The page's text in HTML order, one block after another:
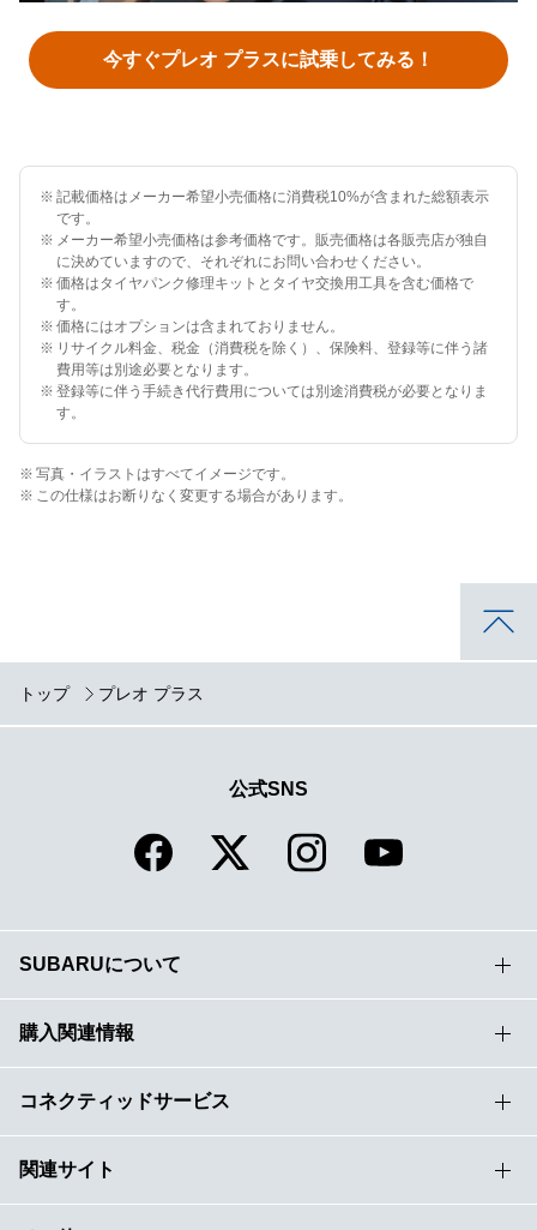
Video
今すぐプレオ プラスに試乗してみる！
※ 記載価格はメーカー希望小売価格に消費税10%が含まれた総額表示
です。
※ メーカー希望小売価格は参考価格です。販売価格は各販売店が独自
に決めていますので、それぞれにお問い合わせください。
※ 価格はタイヤパンク修理キットとタイヤ交換用工具を含む価格で
す。
※ 価格にはオプションは含まれておりません。
※ リサイクル料金、税金（消費税を除く）、保険料、登録等に伴う諸
費用等は別途必要となります。
※ 登録等に伴う手続き代行費用については別途消費税が必要となりま
す。
※ 写真・イラストはすべてイメージです。
※ この仕様はお断りなく変更する場合があります。
トップ プレオ プラス
公式SNS
SUBARUについて
購入関連情報
コネクティッドサービス
関連サイト